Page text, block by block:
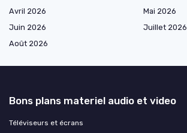
Avril 2026
Mai 2026
Juin 2026
Juillet 2026
Août 2026
Bons plans materiel audio et video
Téléviseurs et écrans